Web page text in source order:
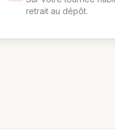
retrait au dépôt.